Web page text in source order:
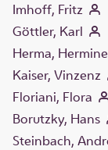
Imhoff, Fritz
Göttler, Karl
Herma, Hermine
Kaiser, Vinzenz
Floriani, Flora
Borutzky, Hans
Steinbach,